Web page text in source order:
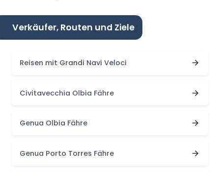
Verkäufer, Routen und Ziele
Reisen mit Grandi Navi Veloci
Civitavecchia Olbia Fähre
Genua Olbia Fähre
Genua Porto Torres Fähre